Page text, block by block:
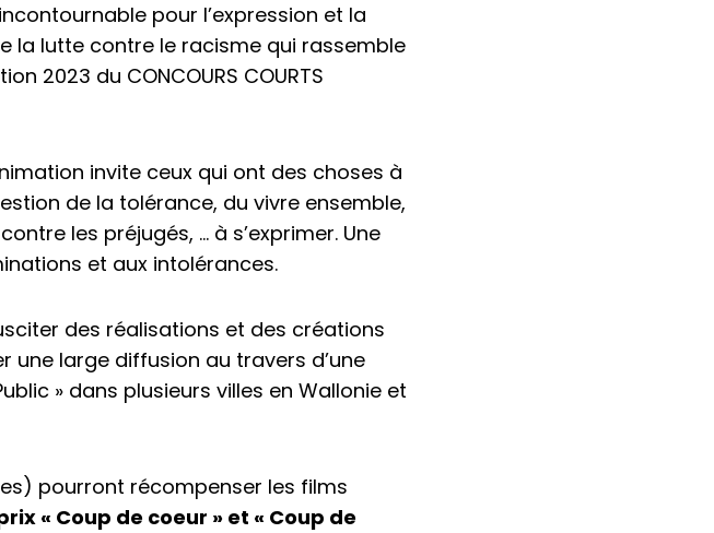
pour l’expression et la
la lutte contre le racisme qui rassemble
2023 du CONCOURS COURTS
invite ceux qui ont des choses à
de la tolérance, du vivre ensemble,
les préjugés, … à s’exprimer. Une
et aux intolérances.
des réalisations et des créations
une large diffusion au travers d’une
» dans plusieurs villes en Wallonie et
pourront récompenser les films
« Coup de coeur » et « Coup de